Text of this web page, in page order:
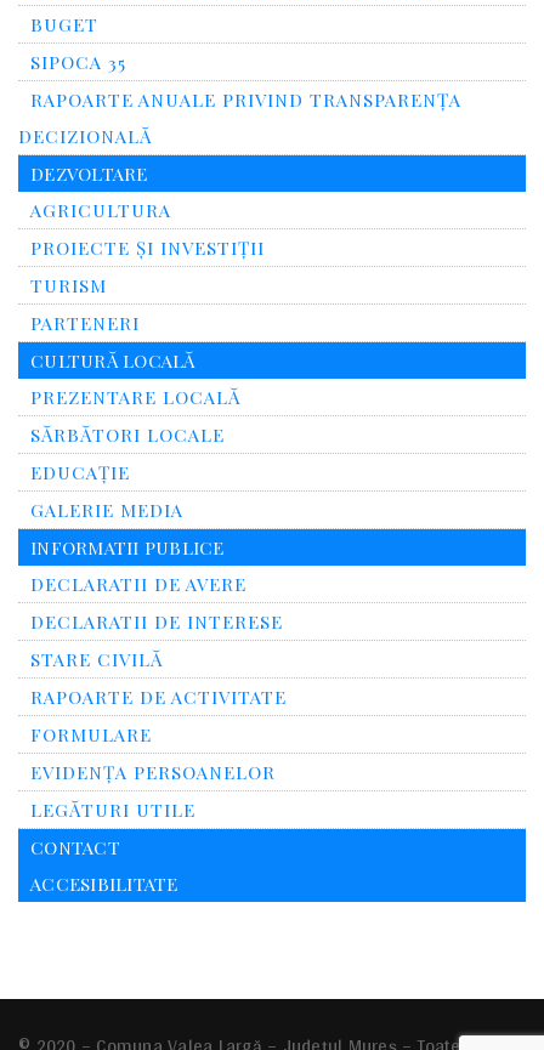
BUGET
SIPOCA 35
RAPOARTE ANUALE PRIVIND TRANSPARENŢA
DECIZIONALĂ
DEZVOLTARE
AGRICULTURA
PROIECTE ȘI INVESTIȚII
TURISM
PARTENERI
CULTURĂ LOCALĂ
PREZENTARE LOCALĂ
SĂRBĂTORI LOCALE
EDUCAȚIE
GALERIE MEDIA
INFORMATII PUBLICE
DECLARATII DE AVERE
DECLARATII DE INTERESE
STARE CIVILĂ
RAPOARTE DE ACTIVITATE
FORMULARE
EVIDENȚA PERSOANELOR
LEGĂTURI UTILE
CONTACT
ACCESIBILITATE